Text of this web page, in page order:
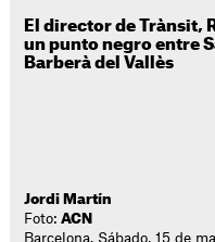
El director de Trànsit,
un punto negro entre
Barberà del Vallès
Jordi Martín
Foto:ACN
Barcelona. Sábado, 15 de